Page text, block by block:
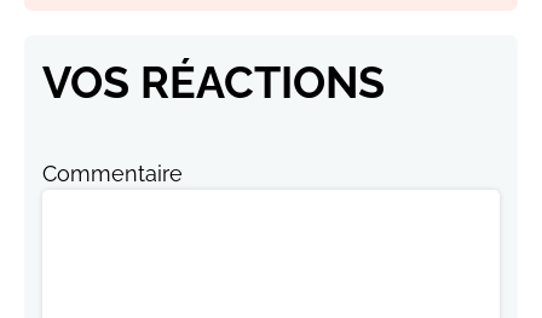
VOS RÉACTIONS
Commentaire